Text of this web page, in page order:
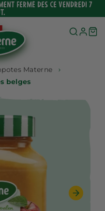
FERMÉ DES CE VENDREDI 7
Materne
belges